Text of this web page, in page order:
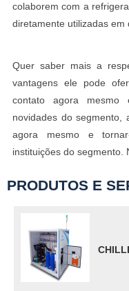
colaborem com a
diretamente utilizadas
Quer saber mais a
vantagens ele pode
contato agora
novidades do segmento,
agora mesmo e
instituições do segmento.
PRODUTOS E